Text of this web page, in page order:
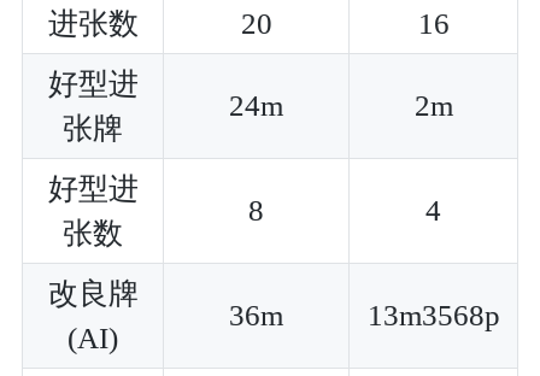
进张数
20
16
好型进
张牌
24m 2m
好型进
张数
8 4
改良牌
(AI)
36m 13m3568p